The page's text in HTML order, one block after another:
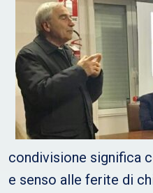
condivisione significa
e senso alle ferite di